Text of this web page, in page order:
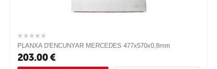
PLANXA D'ENCUNYAR MERCEDES 477x570x0,8mm
203.00€